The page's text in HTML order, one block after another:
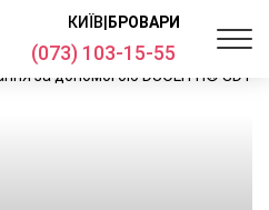
КИЇВ БРОВАРИ
(073) 103-15-55
за допомогою DUOLITH® SD1